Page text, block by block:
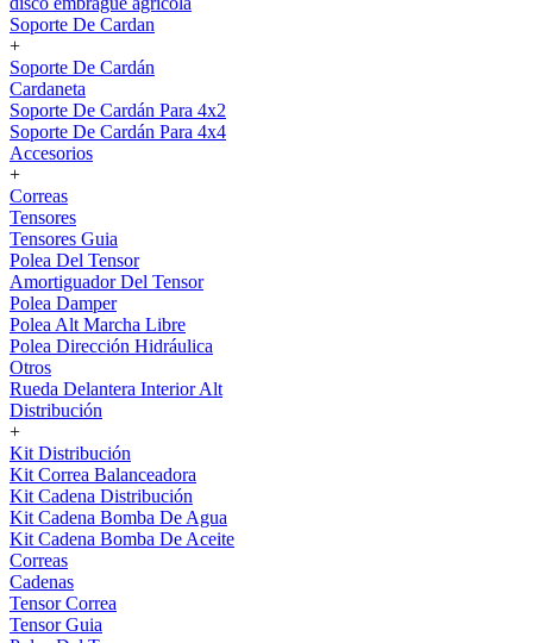
Soporte De Cardan
+
Soporte De Cardán
Cardaneta
Soporte De Cardán Para 4x2
Soporte De Cardán Para 4x4
Accesorios
+
Correas
Tensores
Tensores Guia
Polea Del Tensor
Amortiguador Del Tensor
Polea Damper
Polea Alt Marcha Libre
Polea Dirección Hidráulica
Otros
Rueda Delantera Interior Alt
Distribución
+
Kit Distribución
Kit Correa Balanceadora
Kit Cadena Distribución
Kit Cadena Bomba De Agua
Kit Cadena Bomba De Aceite
Correas
Cadenas
Tensor Correa
Tensor Guia